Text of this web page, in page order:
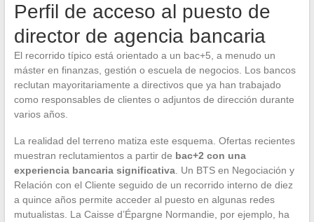
Perfil de acceso al puesto de
director de agencia bancaria
El recorrido típico está orientado a un bac+5, a menudo un
máster en finanzas, gestión o escuela de negocios. Los bancos
reclutan mayoritariamente a directivos que ya han trabajado
como responsables de clientes o adjuntos de dirección durante
varios años.
La realidad del terreno matiza este esquema. Ofertas recientes
muestran reclutamientos a partir de bac+2 con una
experiencia bancaria significativa. Un BTS en Negociación y
Relación con el Cliente seguido de un recorrido interno de diez
a quince años permite acceder al puesto en algunas redes
mutualistas. La Caisse d’Épargne Normandie, por ejemplo, ha